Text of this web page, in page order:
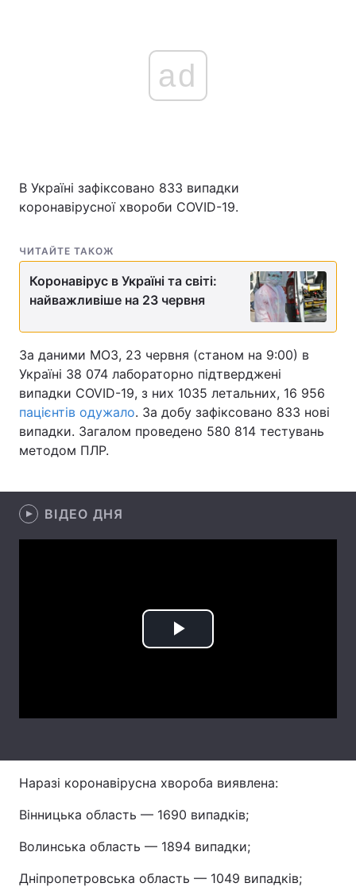
Головна Війна
Україна
Економіка
Спорт Наука
Зброя Інциденти
Здоров'я Туризм
Цікавинки Погода
Вакансії
Тема оформлення
ad
В Україні зафіксовано 833 випадки
коронавірусної хвороби COVID-19.
ЧИТАЙТЕ ТАКОЖ
Коронавірус в Україні та світі:
найважливіше на 23 червня
За даними МОЗ, 23 червня (станом на 9:00) в
Україні 38 074 лабораторно підтверджені
випадки COVID-19, з них 1035 летальних, 16 956
пацієнтів одужало. За добу зафіксовано 833 нові
випадки. Загалом проведено 580 814 тестувань
методом ПЛР.
ВІДЕО ДНЯ
Play
Наразі коронавірусна хвороба виявлена:
Вінницька область — 1690 випадків;
Волинська область — 1894 випадки;
Дніпропетровська область — 1049 випадків;